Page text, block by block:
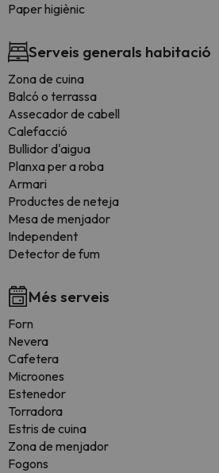
Paper higiènic
Serveis generals habitació
Zona de cuina
Balcó o terrassa
Assecador de cabell
Calefacció
Bullidor d'aigua
Planxa per a roba
Armari
Productes de neteja
Mesa de menjador
Independent
Detector de fum
Més serveis
Forn
Nevera
Cafetera
Microones
Estenedor
Torradora
Estris de cuina
Zona de menjador
Fogons